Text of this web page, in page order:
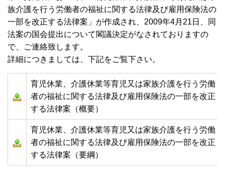
族介護を行う労働者の福祉に関する法律及び雇用保険法の
一部を改正する法律案」が作成され、2009年4月21日、同
法案の国会提出について閣議決定がなされておりますの
で、ご連絡致します。
詳細につきましては、下記をご覧下さい。
育児休業、介護休業等育児又は家族介護を行う労働
者の福祉に関する法律及び雇用保険法の一部を改正
する法律案（概要）
育児休業、介護休業等育児又は家族介護を行う労働
者の福祉に関する法律及び雇用保険法の一部を改正
する法律案（要綱）